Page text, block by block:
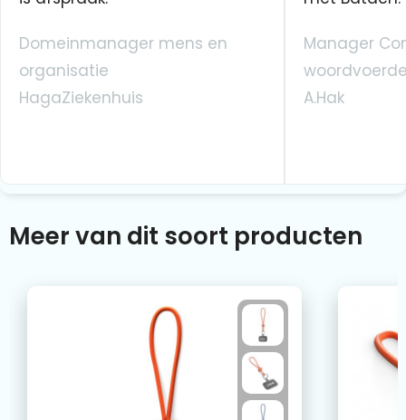
Domeinmanager mens en
organisatie
HagaZiekenhuis
Manager
A.Hak
Meer van dit soort producten